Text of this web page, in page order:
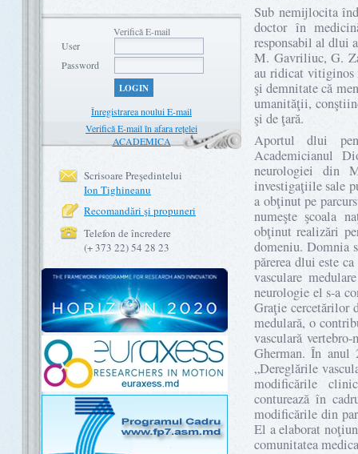
Verifică E-mail
User
Password
LOGIN
Înregistrarea noului E-mail
Verifică E-mail în afara rețelei
ACADEMICA
Scrisoare Preşedintelui
Ion Tighineanu
Recomandări şi propuneri
Telefon de încredere
(+ 373 22) 54 28 23
Sub nemijlocita
doctor în
responsabil al dlui
M. Gavriliuc, G.
au ridicat vitiginos
şi demnitate că
umanităţii,
şi de ţară.
Aportul dlui
Academicianul
neurologiei din
investigaţiile sale
a obţinut pe
numeşte şcoala
obţinut realizări
domeniu. Domnia
părerea dlui este
vasculare
neurologie el s-a
Graţie cercetărilor
medulară, o
vasculară
Gherman. În anul
„Dereglările
modificările
conturează în
modificările din
El a elaborat
comunitatea